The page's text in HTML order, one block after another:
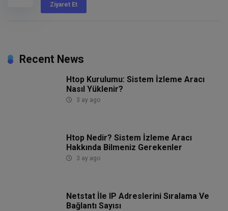
Ziyaret Et
Recent News
Htop Kurulumu: Sistem İzleme Aracı
Nasıl Yüklenir?
3 ay ago
Htop Nedir? Sistem İzleme Aracı
Hakkında Bilmeniz Gerekenler
3 ay ago
Netstat İle IP Adreslerini Sıralama Ve
Bağlantı Sayısı